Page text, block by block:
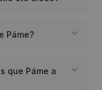
Páme?
que Páme a